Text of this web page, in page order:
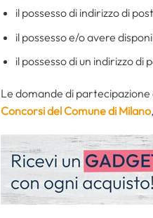
il possesso di indirizzo di
il possesso e/o avere
il possesso di un indirizzo
Le domande di
Concorsi del Comune di Milano